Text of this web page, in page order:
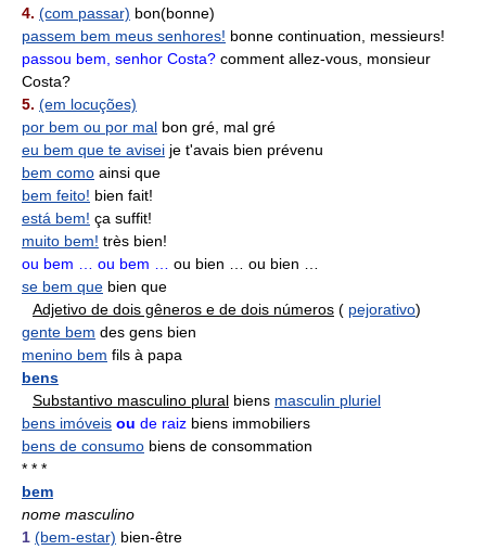
4. (com passar) bon(bonne)
passem bem meus senhores! bonne continuation, messieurs!
passou bem, senhor Costa? comment allez-vous, monsieur
Costa?
5. (em locuções)
por bem ou por mal bon gré, mal gré
eu bem que te avisei je t'avais bien prévenu
bem como ainsi que
bem feito! bien fait!
está bem! ça suffit!
muito bem! très bien!
ou bem … ou bem …
ou bien … ou bien …
se bem que bien que
Adjetivo de dois gêneros e de dois números ( pejorativo)
gente bem des gens bien
menino bem fils à papa
bens
Substantivo masculino plural biens masculin pluriel
bens imóveis ou de raiz biens immobiliers
bens de consumo biens de consommation
* * *
bem
nome masculino
1 (bem-estar) bien-être